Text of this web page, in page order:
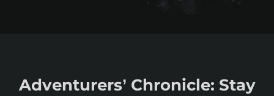
Adventurers’ Chronicle: Stay